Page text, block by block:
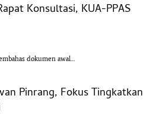
Konsultasi, KUA-PPAS
dokumen awal…
Pinrang, Fokus Tingkatkan